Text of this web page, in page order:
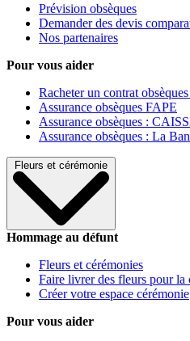
Prévision obsèques
Demander des devis
Nos partenaires
Pour vous aider
Racheter un contrat
Assurance obsèques FAPE
Assurance obsèques :
Assurance obsèques : La
Fleurs et cérémonie
Hommage au défunt
Fleurs et cérémonies
Faire livrer des fleurs pour la
Créer votre espace cérémonie
Pour vous aider